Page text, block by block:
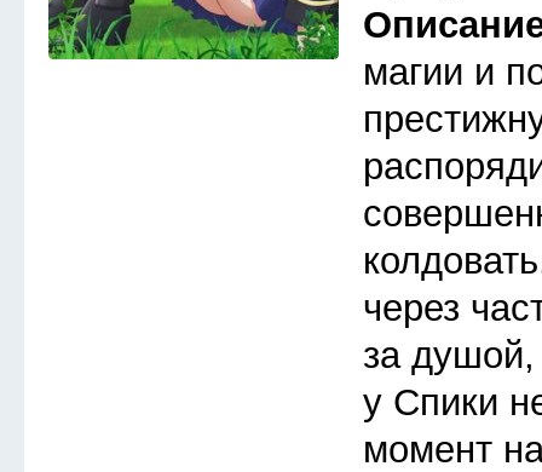
магии и
через
за душой,
у Спики
момент